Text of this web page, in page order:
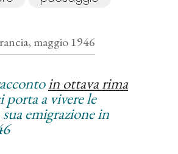
maggio 1946
in ottava rima
a vivere le
emigrazione in